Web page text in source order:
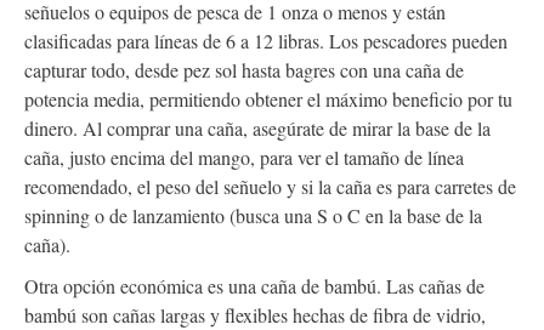
señuelos o equipos de pesca de 1 onza o menos y están
clasificadas para líneas de 6 a 12 libras. Los pescadores pueden
capturar todo, desde pez sol hasta bagres con una caña de
potencia media, permitiendo obtener el máximo beneficio por tu
dinero. Al comprar una caña, asegúrate de mirar la base de la
caña, justo encima del mango, para ver el tamaño de línea
recomendado, el peso del señuelo y si la caña es para carretes de
spinning o de lanzamiento (busca una S o C en la base de la
caña).
Otra opción económica es una caña de bambú. Las cañas de
bambú son cañas largas y flexibles hechas de fibra de vidrio,